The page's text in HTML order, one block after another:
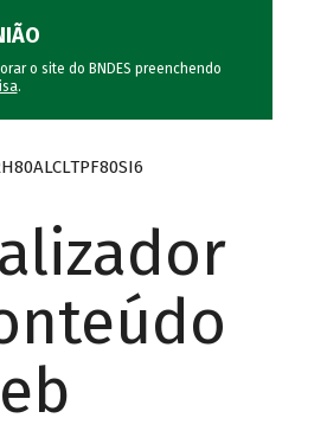
o site do BNDES preenchendo
.